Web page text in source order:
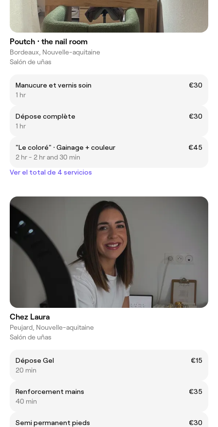
Poutch ⋅ the nail room
Bordeaux, Nouvelle-aquitaine
Salón de uñas
Manucure et vernis soin
€30
1 hr
Dépose complète
€30
1 hr
"Le coloré" ⋅ Gainage + couleur
€45
2 hr - 2 hr and 30 min
Ver el total de 4 servicios
Chez Laura
Peujard, Nouvelle-aquitaine
Salón de uñas
Dépose Gel
€15
20 min
Renforcement mains
€35
40 min
Semi permanent pieds €30